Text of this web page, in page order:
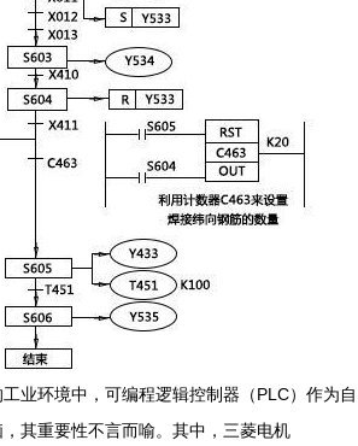
业环境中，可编程逻辑控制器（PLC）作为自
其重要性不言而喻。其中，三菱电机